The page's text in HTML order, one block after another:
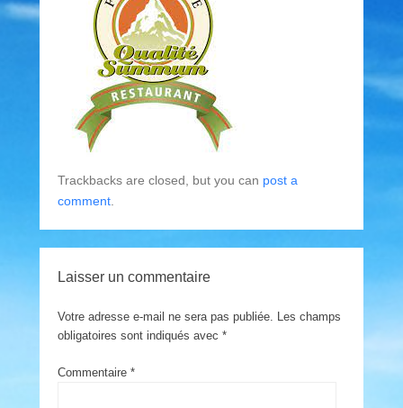
Trackbacks are closed, but you can post a
comment
Laisser un commentaire
Votre adresse e-mail ne sera pas publiée. Les champs
obligatoires sont indiqués avec *
Commentaire *